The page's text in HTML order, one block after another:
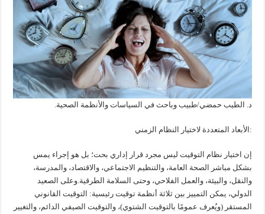
د. الطيب حمضي/طبيب وباحث في السياسات والأنظمة الصحية.
:الأبعاد المتعددة لاختيار النظام الزمني
إن اختيار نظام التوقيت ليس مجرد قرار إداري بحت؛ بل هو إجراء يمس
بشكل مباشر الصحة العامة، والتنظيم الاجتماعي، والاقتصاد، والمدرسة،
والنقل، والبيئة، والعمل الفلاحي، وحتى السلامة الطرقية.وعلى الصعيد
الدولي، يمكن التمييز بين ثلاثة أنظمة توقيت رئيسية: التوقيت القانوني
المستقر (ويُعرف عمومًا بالتوقيت الشتوي)، والتوقيت الصيفي الدائم، والتغيير